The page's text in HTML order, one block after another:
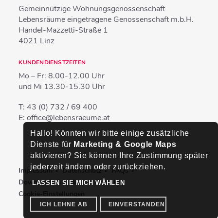
Gemeinnützige Wohnungsgenossenschaft
Lebensräume eingetragene Genossenschaft m.b.H.
Handel-Mazzetti-Straße 1
4021 Linz
KUNDENDIENSTZEITEN
Mo – Fr: 8.00-12.00 Uhr
und Mi 13.30-15.30 Uhr
T:43 (0) 732 / 69 400
E:office@lebensraeume.at
Impressum Datenschutz
FAQs
Downloads & Videos
Kontakt
Cookie-Einstellungen
Hallo! Könnten wir bitte einige zusätzliche
Dienste für Marketing & Google Maps
aktivieren? Sie können Ihre Zustimmung später
jederzeit ändern oder zurückziehen.
LASSEN SIE MICH WÄHLEN
ICH LEHNE AB EINVERSTANDEN